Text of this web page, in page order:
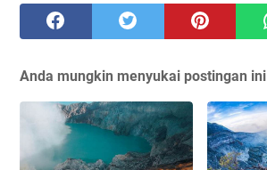
Anda mungkin menyukai postingan ini